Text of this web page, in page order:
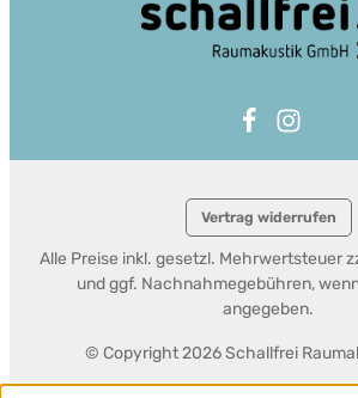
Vertrag widerrufen
© Copyright 2026 Schallfrei
Alle Preise inkl. gesetzl. Mehrwertsteuer
und ggf. Nachnahmegebühren,
angegeben.